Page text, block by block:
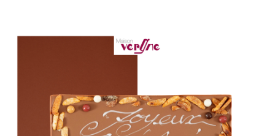
tournesol, extrait naturel de vanille.